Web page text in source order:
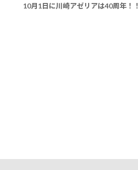
10月1日に川崎アゼリアは40周年！！